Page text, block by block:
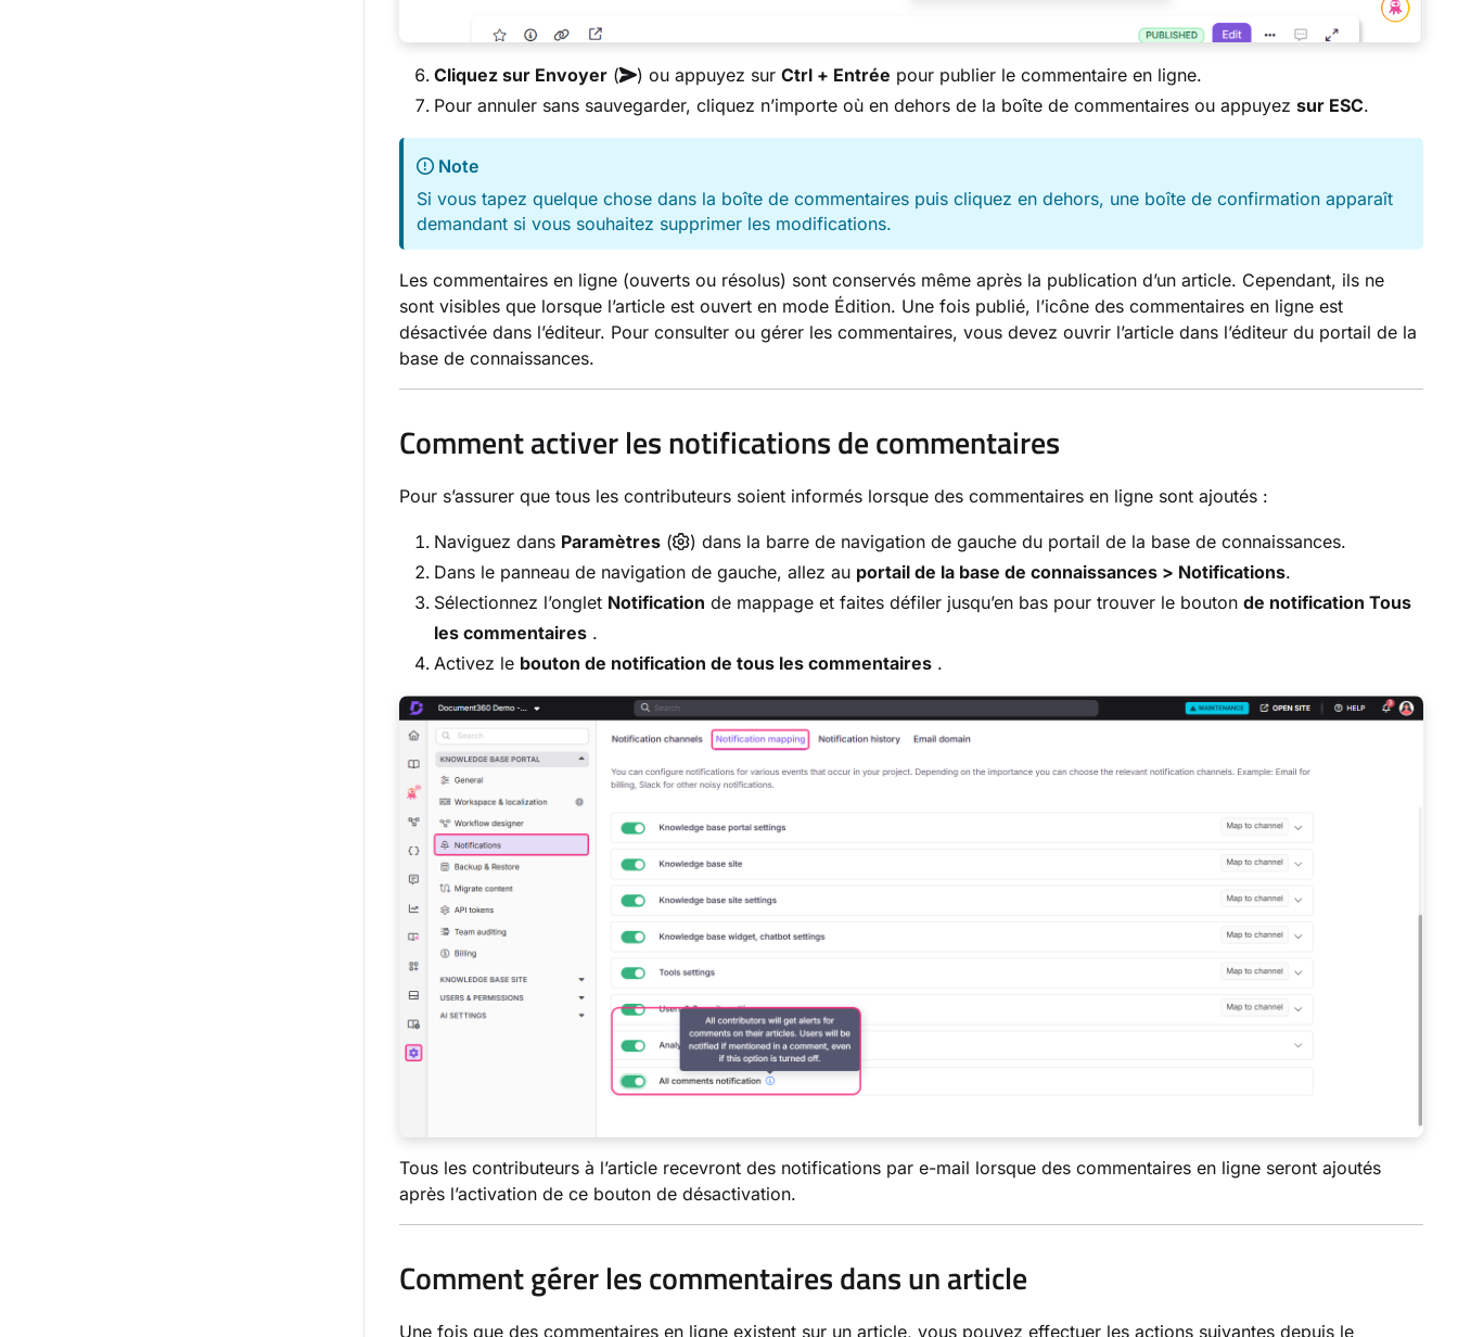
Cliquez sur Envoyer ( ) ou appuyez sur Ctrl + Entrée pour publier le commentaire en ligne.
Pour annuler sans sauvegarder, cliquez n’importe où en dehors de la boîte de commentaires ou appuyez sur ESC.
Note
Si vous tapez quelque chose dans la boîte de commentaires puis cliquez en dehors, une boîte de confirmation apparaît
demandant si vous souhaitez supprimer les modifications.
Les commentaires en ligne (ouverts ou résolus) sont conservés même après la publication d’un article. Cependant, ils ne
sont visibles que lorsque l’article est ouvert en mode Édition. Une fois publié, l’icône des commentaires en ligne est
désactivée dans l’éditeur. Pour consulter ou gérer les commentaires, vous devez ouvrir l’article dans l’éditeur du portail de la
base de connaissances.
Comment activer les notifications de commentaires
Pour s’assurer que tous les contributeurs soient informés lorsque des commentaires en ligne sont ajoutés :
Naviguez dans Paramètres (
) dans la barre de navigation de gauche du portail de la base de connaissances.
Dans le panneau de navigation de gauche, allez au portail de la base de connaissances > Notifications.
Sélectionnez l’onglet Notification de mappage et faites défiler jusqu’en bas pour trouver le bouton de notification Tous
les commentaires .
Activez le bouton de notification de tous les commentaires .
Tous les contributeurs à l’article recevront des notifications par e-mail lorsque des commentaires en ligne seront ajoutés
après l’activation de ce bouton de désactivation.
Comment gérer les commentaires dans un article
Une fois que des commentaires en ligne existent sur un article, vous pouvez effectuer les actions suivantes depuis le